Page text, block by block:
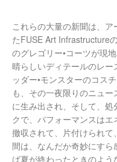
これらの大量の新聞は、
たFUSE Art Infrastructure
のグレゴリー•コーツが現
晴らしいディテールのレ
ッダー•モンスターのコス
も、その一夜限りのニュ
に生み出され、そして、
クで、パフォーマンスは
撤収されて、片付けられ
間は、なんだか奇妙にすら
ば夏が終わったときのよ